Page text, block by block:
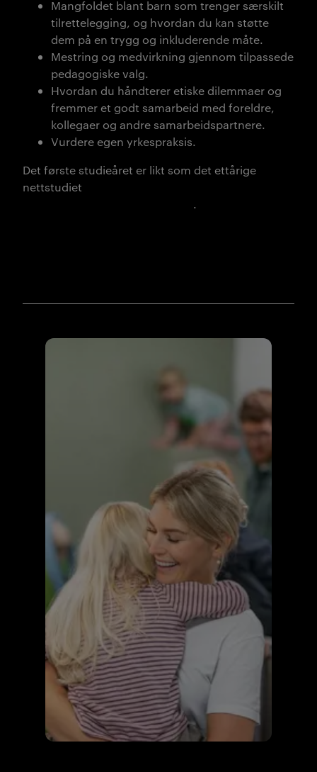
Mangfoldet blant barn som trenger særskilt
tilrettelegging, og hvordan du kan støtte
dem på en trygg og inkluderende måte.
Mestring og medvirkning gjennom tilpassede
pedagogiske valg.
Hvordan du håndterer etiske dilemmaer og
fremmer et godt samarbeid med foreldre,
kollegaer og andre samarbeidspartnere.
Vurdere egen yrkespraksis.
Det første studieåret er likt som det ettårige
nettstudiet
.